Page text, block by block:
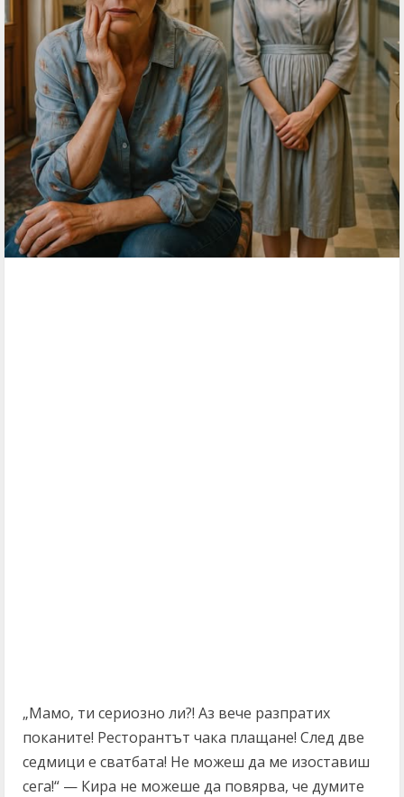
„Мамо, ти сериозно ли?! Аз вече разпратих
поканите! Ресторантът чака плащане! След две
седмици е сватбата! Не можеш да ме изоставиш
сега!“ — Кира не можеше да повярва, че думите